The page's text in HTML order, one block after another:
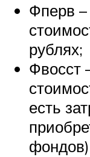
Фперв –
рублях;
Фвосст
есть